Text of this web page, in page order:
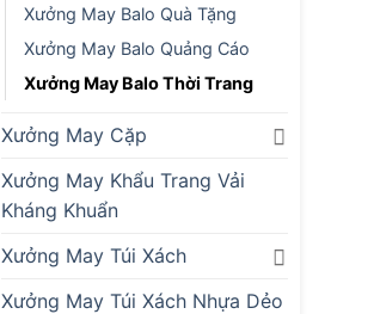
Xưởng May Balo Quà Tặng
Xưởng May Balo Quảng Cáo
Xưởng May Balo Thời Trang
Xưởng May Cặp
Xưởng May Khẩu Trang Vải
Kháng Khuẩn
Xưởng May Túi Xách
Xưởng May Túi Xách Nhựa Dẻo